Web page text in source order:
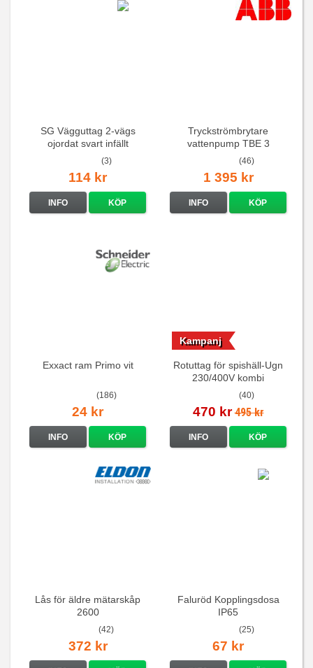
SG Vägguttag 2-vägs
ojordat svart infällt
16A/250V
(3)
114 kr
INFO KÖP
Tryckströmbrytare
vattenpump TBE 3
(46)
1 395 kr
INFO KÖP
Exxact ram Primo vit
(186)
24 kr
INFO KÖP
Rotuttag för spishäll-Ugn
230/400V kombi
(40)
Kampanj
470 kr 495 kr
INFO KÖP
Lås för äldre mätarskåp
2600
(42)
372 kr
Faluröd Kopplingsdosa
IP65
(25)
67 kr